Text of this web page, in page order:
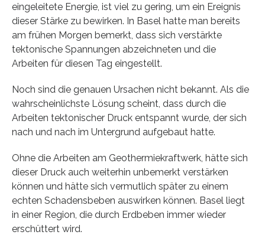
eingeleitete Energie, ist viel zu gering, um ein Ereignis
dieser Stärke zu bewirken. In Basel hatte man bereits
am frühen Morgen bemerkt, dass sich verstärkte
tektonische Spannungen abzeichneten und die
Arbeiten für diesen Tag eingestellt.
Noch sind die genauen Ursachen nicht bekannt. Als die
wahrscheinlichste Lösung scheint, dass durch die
Arbeiten tektonischer Druck entspannt wurde, der sich
nach und nach im Untergrund aufgebaut hatte.
Ohne die Arbeiten am Geothermiekraftwerk, hätte sich
dieser Druck auch weiterhin unbemerkt verstärken
können und hätte sich vermutlich später zu einem
echten Schadensbeben auswirken können. Basel liegt
in einer Region, die durch Erdbeben immer wieder
erschüttert wird.